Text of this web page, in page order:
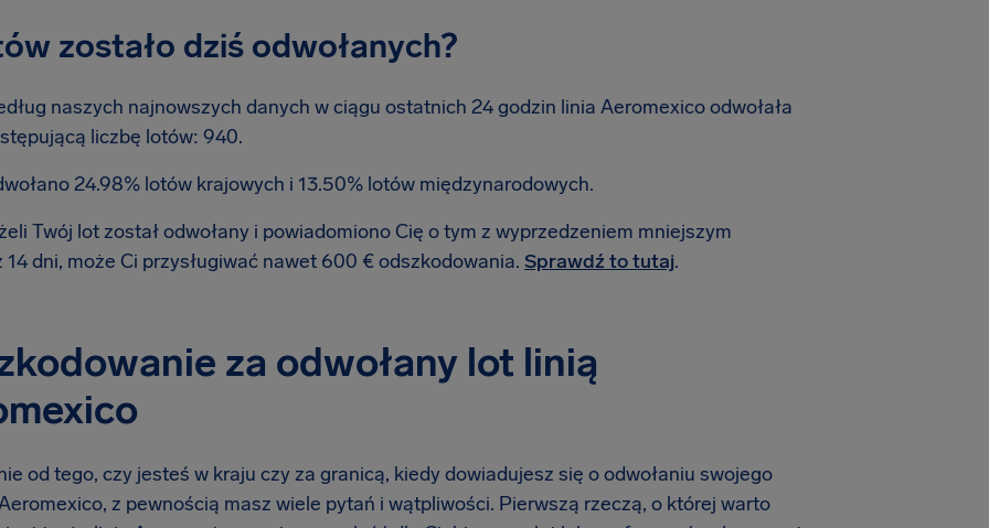
zostało dziś odwołanych?
naszych najnowszych danych w ciągu ostatnich 24 godzin linia Aeromexico odwołała
liczbę lotów: 940.
24.98% lotów krajowych i 13.50% lotów międzynarodowych.
Twój lot został odwołany i powiadomiono Cię o tym z wyprzedzeniem mniejszym
14 dni, może Ci przysługiwać nawet 600 € odszkodowania. Sprawdź to tutaj.
za odwołany lot linią
od tego, czy jesteś w kraju czy za granicą, kiedy dowiadujesz się o odwołaniu swojego
z pewnością masz wiele pytań i wątpliwości. Pierwszą rzeczą, o której warto